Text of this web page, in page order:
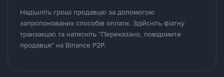
Надішліть гроші продавцю за допомогою
запропонованих способів оплати. Здійсніть фіатну
транзакцію та натисніть "Переказано, повідомити
продавця" на Binance P2P.